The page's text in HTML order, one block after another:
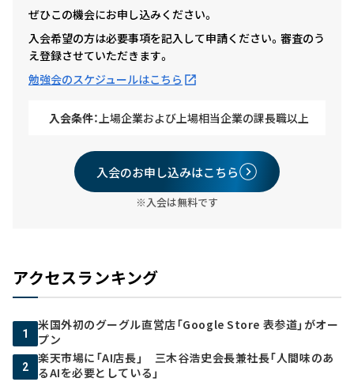
ぜひこの機会にお申し込みください。
入会希望の方は必要事項を記入して申請ください。審査のう
え登録させていただきます。
勉強会のスケジュールはこちら
入会条件：上場企業および上場相当企業の課長職以上
入会のお申し込みはこちら
※入会は無料です
アクセスランキング
1
米国外初のグーグル直営店「Google Store 表参道」がオー
プン
2
楽天市場に「AI店長」 三木谷浩史会長兼社長「人間味のあ
るAIを必要としている」